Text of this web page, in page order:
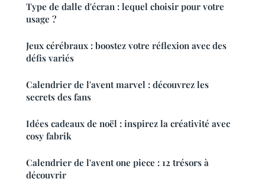
Type de dalle d'écran : lequel choisir pour votre
usage ?
Jeux cérébraux : boostez votre réflexion avec des
défis variés
Calendrier de l'avent marvel : découvrez les
secrets des fans
Idées cadeaux de noël : inspirez la créativité avec
cosy fabrik
Calendrier de l'avent one piece : 12 trésors à
découvrir